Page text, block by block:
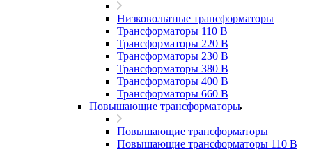
Низковольтные трансформаторы
Трансформаторы 110 В
Трансформаторы 220 В
Трансформаторы 230 В
Трансформаторы 380 В
Трансформаторы 400 В
Трансформаторы 660 В
Повышающие трансформаторы
Повышающие трансформаторы
Повышающие трансформаторы 110 В